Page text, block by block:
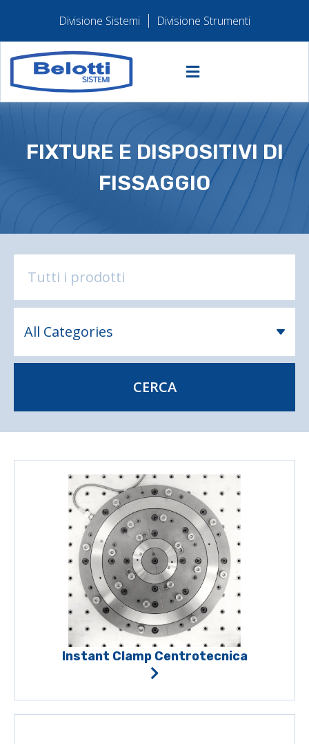
Divisione Sistemi Divisione Strumenti
FIXTURE E DISPOSITIVI DI
FISSAGGIO
CERCA
Instant Clamp Centrotecnica